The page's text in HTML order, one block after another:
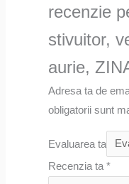
recenzie
stivuitor,
aurie,
Adresa ta de
obligatorii sunt
Evaluarea ta
Recenzia ta*